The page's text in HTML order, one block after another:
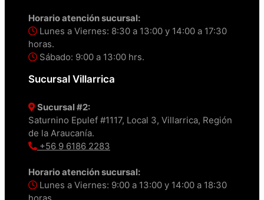
Horario atención sucursal:
Lunes a Viernes: 8:30 a 13:00 y 14:00 a 17:30
horas.
Sábado: 9:00 a 13:00 hrs.
Sucursal Villarrica
Sucursal #2:
Saturnino Epulef #1117, Local 3, Villarrica, Región
de la Araucanía.
+56 9 6186 2283
Horario atención sucursal:
Lunes a Viernes: 9:00 a 13:00 y 14:00 a 18:30